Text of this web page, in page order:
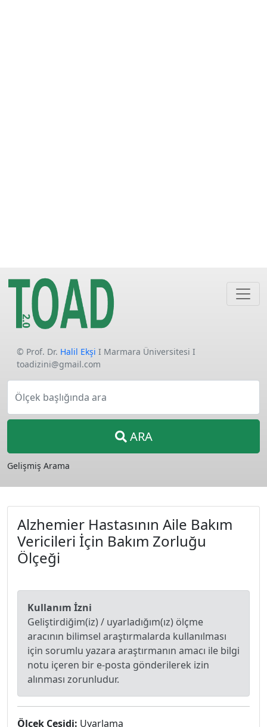
© Prof. Dr. Halil Ekşi I Marmara Üniversitesi I
toadizini@gmail.com
Ölçek başlığında ara
ARA
Gelişmiş Arama
Alzhemier Hastasının Aile Bakım
Vericileri İçin Bakım Zorluğu
Ölçeği
Kullanım İzni
Geliştirdiğim(iz) / uyarladığım(ız) ölçme
aracının bilimsel araştırmalarda kullanılması
için sorumlu yazara araştırmanın amacı ile bilgi
notu içeren bir e-posta gönderilerek izin
alınması zorunludur.
Ölçek Çeşidi: Uyarlama